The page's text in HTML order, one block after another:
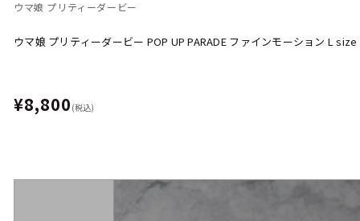
ウマ娘 プリティーダービー
ウマ娘 プリティーダービー POP UP PARADE ファインモーション L size
¥8,800 (税込)